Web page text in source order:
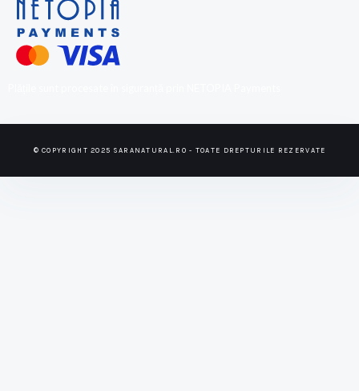
© COPYRIGHT 2025 SARANATURAL.RO - TOATE DREPTURILE REZERVATE